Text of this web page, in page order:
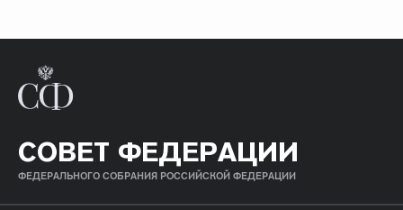
СОВЕТ ФЕДЕРАЦИИ
ФЕДЕРАЛЬНОГО СОБРАНИЯ РОССИЙСКОЙ ФЕДЕРАЦИИ